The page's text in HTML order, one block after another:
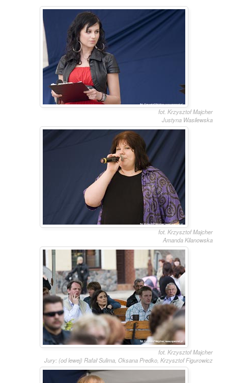
fot. Krzysztof Majcher
Justyna Wasilewska
fot. Krzysztof Majcher
Amanda Kilanowska
fot. Krzysztof Majcher
Jury: (od lewej) Rafał Sulima, Oksana Predko, Krzysztof Figurowicz